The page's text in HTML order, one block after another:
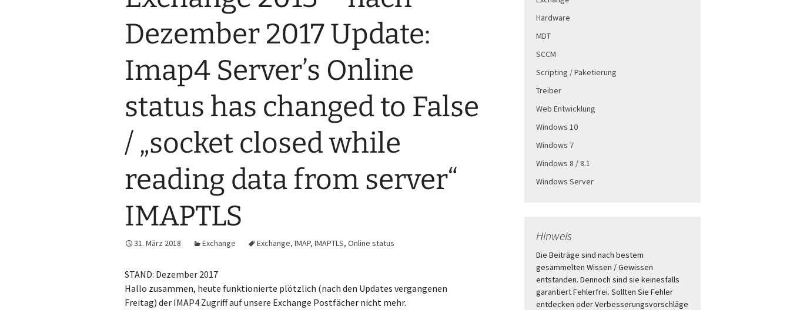
Dezember 2017 Update:
Imap4 Server’s Online
status has changed to False
/ „socket closed while
reading data from server“
IMAPTLS
31. März 2018 Exchange Exchange, IMAP, IMAPTLS, Online status
STAND: Dezember 2017
Hallo zusammen, heute funktionierte plötzlich (nach den Updates vergangenen
Freitag) der IMAP4 Zugriff auf unsere Exchange Postfächer nicht mehr.
Hardware
MDT
SCCM
Scripting / Paketierung
Treiber
Web Entwicklung
Windows 10
Windows 7
Windows 8 / 8.1
Windows Server
Hinweis
Die Beiträge sind nach bestem
gesammelten Wissen / Gewissen
entstanden. Dennoch sind sie keinesfalls
garantiert Fehlerfrei. Sollten Sie Fehler
entdecken oder Verbesserungsvorschläge